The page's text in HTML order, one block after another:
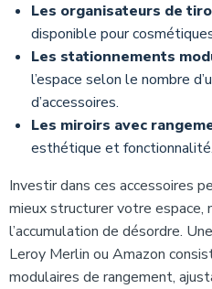
Les organisateurs de
disponible pour
Les stationnements
l’espace selon le nombre
d’accessoires.
Les miroirs avec
esthétique et fonctionnalité.
Investir dans ces accessoires
mieux structurer votre espace,
l’accumulation de désordre.
Leroy Merlin ou Amazon
modulaires de rangement,